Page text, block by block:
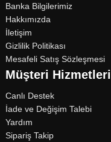
Banka Bilgilerimiz
Hakkımızda
İletişim
Gizlilik Politikası
Mesafeli Satış Sözleşmesi
Müşteri Hizmetleri
Canlı Destek
İade ve Değişim Talebi
Yardım
Sipariş Takip